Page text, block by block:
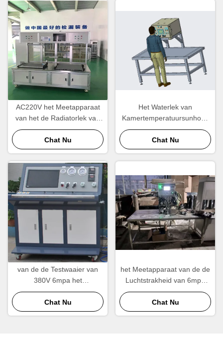
AC220V het Meetapparaat
van het de Radiatorlek van
de testdruk, Luchtdichte het
Meetapparaat van het
Luchtlek
Chat Nu
Het Waterlek van
Kamertemperatuursunhope
het Testen Machine 10MPa
Chat Nu
van de de Testwaaier van
380V 6mpa het
Meetapparaat van het de
Radiatorlek, Luchtlekkage
het Testen Machine
Chat Nu
het Meetapparaat van de de
Luchtstrakheid van 6mpa
380V voor
Condensatorradiator
Chat Nu